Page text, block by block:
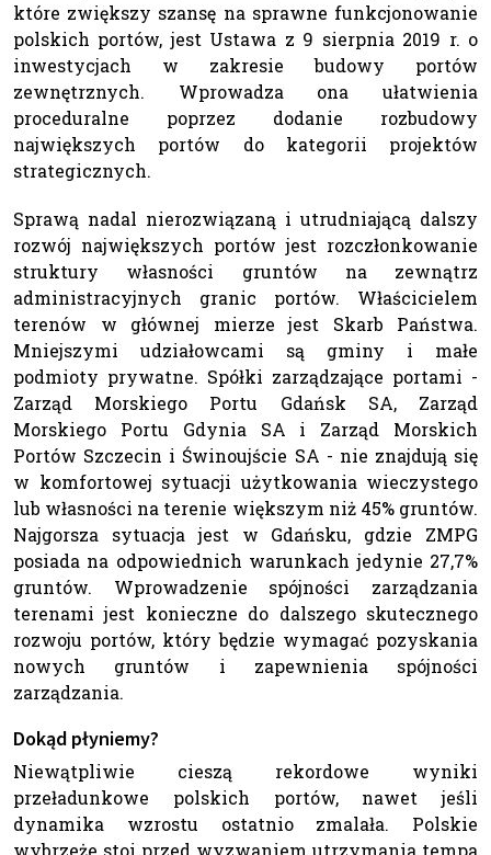
które zwiększy szansę na sprawne funkcjonowanie
polskich portów, jest Ustawa z 9 sierpnia 2019 r. o
inwestycjach w zakresie budowy portów
zewnętrznych. Wprowadza ona ułatwienia
proceduralne poprzez dodanie rozbudowy
największych portów do kategorii projektów
strategicznych.
Sprawą nadal nierozwiązaną i utrudniającą dalszy
rozwój największych portów jest rozczłonkowanie
struktury własności gruntów na zewnątrz
administracyjnych granic portów. Właścicielem
terenów w głównej mierze jest Skarb Państwa.
Mniejszymi udziałowcami są gminy i małe
podmioty prywatne. Spółki zarządzające portami -
Zarząd Morskiego Portu Gdańsk SA, Zarząd
Morskiego Portu Gdynia SA i Zarząd Morskich
Portów Szczecin i Świnoujście SA - nie znajdują się
w komfortowej sytuacji użytkowania wieczystego
lub własności na terenie większym niż 45% gruntów.
Najgorsza sytuacja jest w Gdańsku, gdzie ZMPG
posiada na odpowiednich warunkach jedynie 27,7%
gruntów. Wprowadzenie spójności zarządzania
terenami jest konieczne do dalszego skutecznego
rozwoju portów, który będzie wymagać pozyskania
nowych gruntów i zapewnienia spójności
zarządzania.
Dokąd płyniemy?
Niewątpliwie cieszą rekordowe wyniki
przeładunkowe polskich portów, nawet jeśli
dynamika wzrostu ostatnio zmalała. Polskie
wybrzeże stoi przed wyzwaniem utrzymania tempa